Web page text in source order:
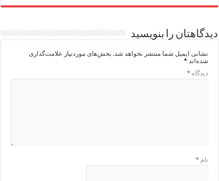
دیدگاهتان را بنویسید
نشانی ایمیل شما منتشر نخواهد شد. بخش‌های موردنیاز علامت‌گذاری
شده‌اند*
دیدگاه*
نام*